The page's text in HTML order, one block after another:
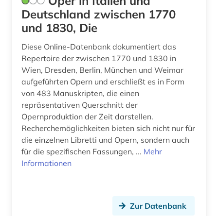
altlastensanierung (1)
altsächsisch (1)
aluminium (2)
aluminiumlegierung (1)
amerikanistik (1)
amt (1)
Japan (2)
Kanada (4)
Korea (1)
Kroatien (2)
Lettland (3)
Liechtenstein (3)
Deutschland zwischen 1770
und 1830, Die
Diese Online-Datenbank dokumentiert das
Repertoire der zwischen 1770 und 1830 in
Wien, Dresden, Berlin, München und Weimar
aufgeführten Opern und erschließt es in Form
von 483 Manuskripten, die einen
repräsentativen Querschnitt der
Opernproduktion der Zeit darstellen.
Recherchemöglichkeiten bieten sich nicht nur für
die einzelnen Libretti und Opern, sondern auch
für die spezifischen Fassungen, ... Mehr
Informationen
Zur Datenbank